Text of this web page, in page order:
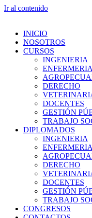
Ir al contenido
INICIO
NOSOTROS
CURSOS
INGENIERIA
ENFERMERIA
DERECHO
DOCENTES
GESTIÓN
TRABAJO
DIPLOMADOS
INGENIERIA
ENFERMERIA
DERECHO
DOCENTES
GESTIÓN
TRABAJO
CONGRESOS